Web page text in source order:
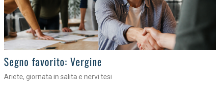
>
Segno favorito: Vergine
Ariete, giornata in salita e nervi tesi